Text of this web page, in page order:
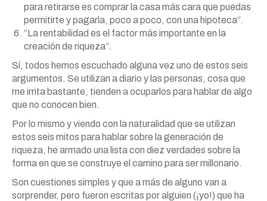
para retirarse es comprar la casa más cara que puedas
permitirte y pagarla, poco a poco, con una hipoteca”.
“La rentabilidad es el factor más importante en la
creación de riqueza”.
Sí, todos hemos escuchado alguna vez uno de estos seis
argumentos. Se utilizan a diario y las personas, cosa que
me irrita bastante, tienden a ocuparlos para hablar de algo
que no conocen bien.
Por lo mismo y viendo con la naturalidad que se utilizan
estos seis mitos para hablar sobre la generación de
riqueza, he armado una lista con diez verdades sobre la
forma en que se construye el camino para ser millonario.
Son cuestiones simples y que a más de alguno van a
sorprender, pero fueron escritas por alguien (¡yo!) que ha